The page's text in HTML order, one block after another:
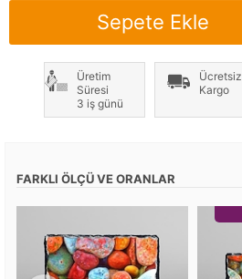
Sepete Ekle
Üretim
Süresi
3 iş günü
Ücretsiz
Kargo
FARKLI ÖLÇÜ VE ORANLAR